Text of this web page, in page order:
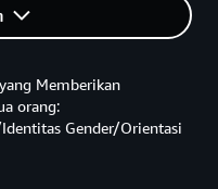
Memberikan
orang:
Gender/Orientasi